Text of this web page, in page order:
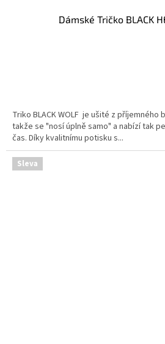
Dámské Tričko BLACK
Triko BLACK WOLF je ušité z příjemného
takže se "nosí úplně samo" a nabízí tak
čas. Díky kvalitnímu potisku s...
Sleva